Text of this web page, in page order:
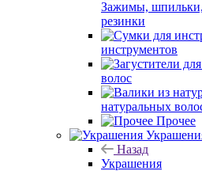
Зажимы,
резинки
инструментов
волос
натуральных
Прочее
Назад
Украшения